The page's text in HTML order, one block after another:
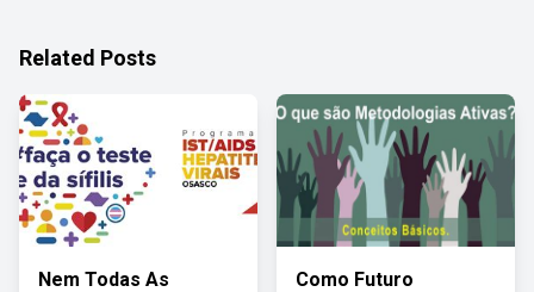
Related Posts
Nem Todas As
Como Futuro